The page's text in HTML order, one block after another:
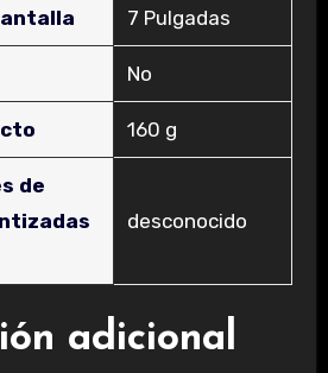
‎7 Pulgadas
‎No
‎160 g
de
‎desconocido
adicional